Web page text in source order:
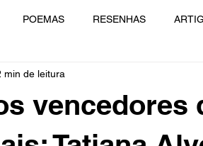
POEMAS RESENHAS
ESCRITA CRIATIVA
vencedores
min de leitura